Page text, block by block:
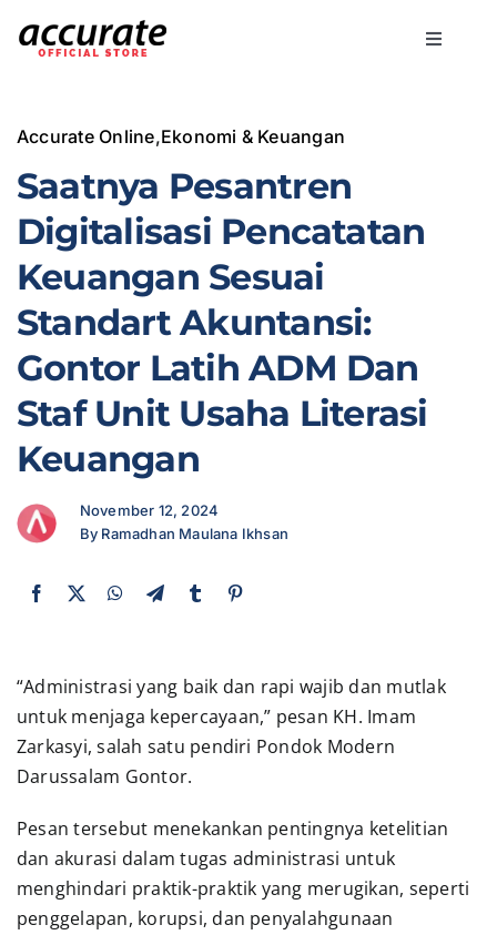
Toggle
Bisnis
Fitur
Harga
Promo
Marketing
Presentasi
Daftar
Blog
Login
Accurate Online,Ekonomi & Keuangan
Saatnya Pesantren
Digitalisasi Pencatatan
Keuangan Sesuai
Standart Akuntansi:
Gontor Latih ADM Dan
Staf Unit Usaha Literasi
Keuangan
November 12, 2024
By Ramadhan Maulana Ikhsan
“Administrasi yang baik dan rapi wajib dan mutlak
untuk menjaga kepercayaan,” pesan KH. Imam
Zarkasyi, salah satu pendiri Pondok Modern
Darussalam Gontor.
Pesan tersebut menekankan pentingnya ketelitian
dan akurasi dalam tugas administrasi untuk
menghindari praktik-praktik yang merugikan, seperti
penggelapan, korupsi, dan penyalahgunaan